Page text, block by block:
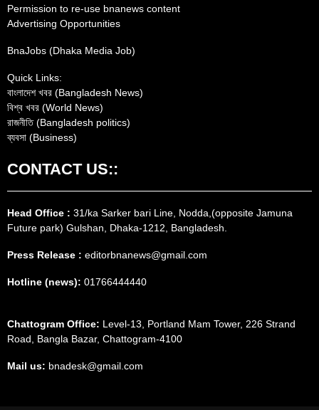
Permission to re-use bnanews content
Advertising Opportunities
BnaJobs (Dhaka Media Job)
Quick Links:
বাংলাদেশ খবর (Bangladesh News)
বিশ্ব খবর (World News)
রাজনীতি (Bangladesh politics)
ব্যবসা (Business)
CONTACT US::
Head Office : 31/ka Sarker bari Line, Nodda,(opposite Jamuna
Future park) Gulshan, Dhaka-1212, Bangladesh.
Press Release : editorbnanews@gmail.com
Hotline (news): 01766444440
Chattogram Office: Level-13, Portland Mam Tower, 226 Strand
Road, Bangla Bazar, Chattogram-4100
Mail us: bnadesk@gmail.com